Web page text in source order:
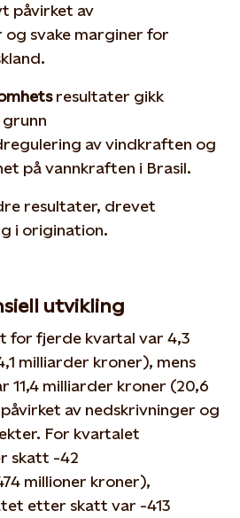
påvirket av
og svake marginer for
resultater gikk
grunn
avvindkraften og
påvannkraften i Brasil.
resultater, drevet
i origination.
utvikling
for fjerde kvartal var 4,3
milliarder kroner), mens
11,4 milliarder kroner (20,6
av nedskrivninger og
For kvartalet
skatt -42
millioner kroner),
et etter skatt var -413